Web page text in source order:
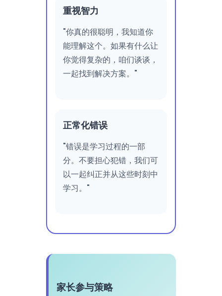
重视智力
"你真的很聪明，我知道你
能理解这个。如果有什么让
你觉得复杂的，咱们谈谈，
一起找到解决方案。"
正常化错误
"错误是学习过程的一部
分。不要担心犯错，我们可
以一起纠正并从这些时刻中
学习。"
家长参与策略